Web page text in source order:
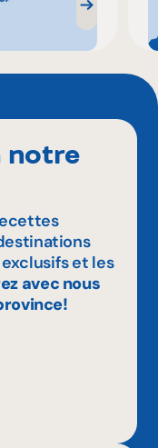
notre
et les
avec nous